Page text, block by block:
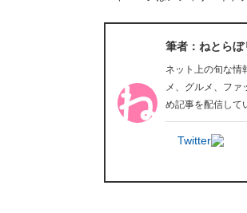
筆者：ねとらぼ
ネット上の旬な情
メ、グルメ、ファ
め記事を配信して
Twitter